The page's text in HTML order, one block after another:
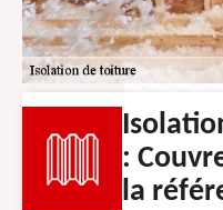
:
la